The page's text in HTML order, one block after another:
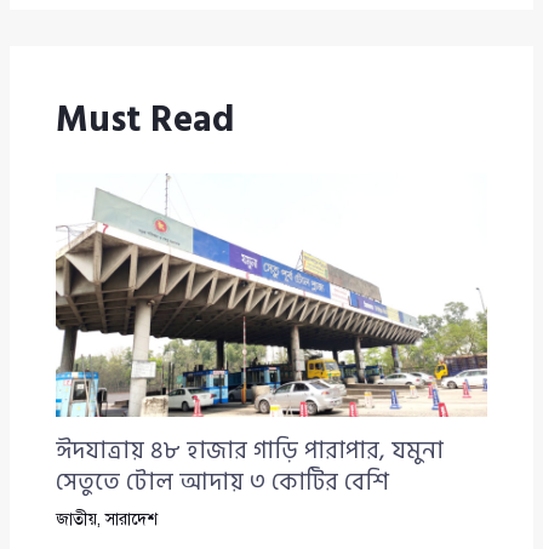
Must Read
ঈদযাত্রায় ৪৮ হাজার গাড়ি পারাপার, যমুনা
সেতুতে টোল আদায় ৩ কোটির বেশি
জাতীয়,সারাদেশ